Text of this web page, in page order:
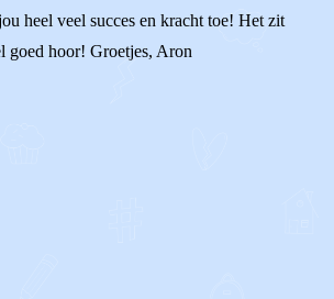
heel veel succes en kracht toe! Het zit
goed hoor! Groetjes, Aron